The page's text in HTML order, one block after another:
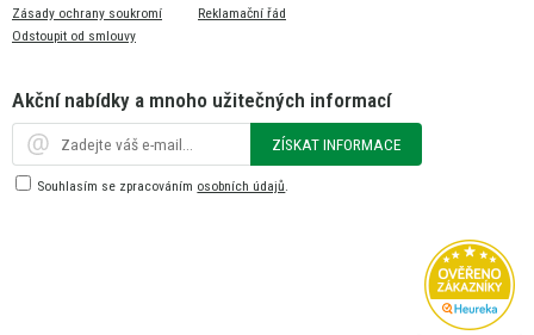
Zásady ochrany soukromí
Odstoupit od smlouvy
Reklamační řád
Akční nabídky a mnoho užitečných informací
ZÍSKAT INFORMACE
Souhlasím se zpracováním osobních údajů